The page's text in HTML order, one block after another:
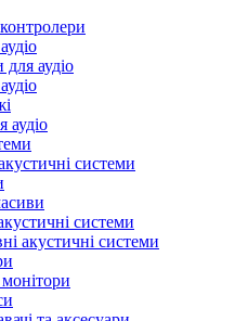
аудіо
аудіо
системи
системи
акустичні системи